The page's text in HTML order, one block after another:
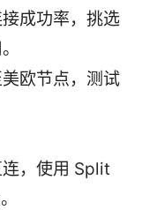
成功率，挑选
欧节点，测试
，使用 Split